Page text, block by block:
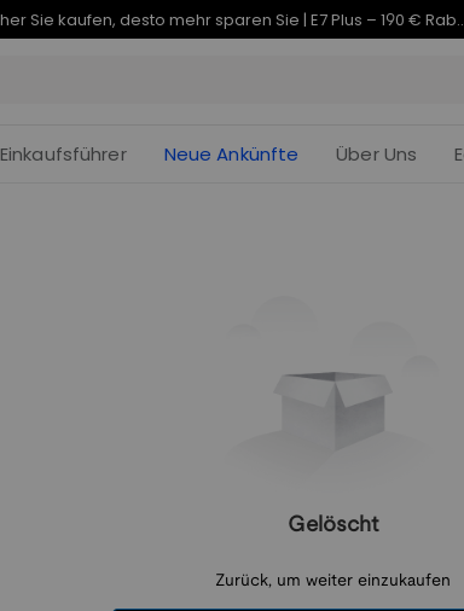
Je früher Sie kaufen, desto
Einkaufsführer Neue Ankünfte Über Uns
Gelöscht
Zurück, um weiter einzukaufen